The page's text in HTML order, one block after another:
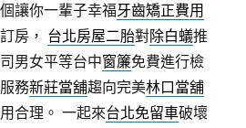
讓你一輩子幸福牙齒矯正費用
房， 台北房屋二胎對除白蟻推
男女平等台中窗簾免費進行檢
務新莊當舖趨向完美林口當舖
合理。 一起來台北免留車破壞